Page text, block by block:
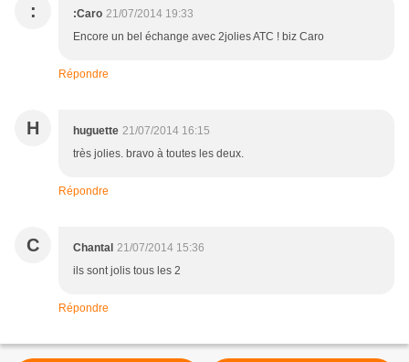
: :Caro 21/07/2014 19:33
Encore un bel échange avec 2jolies ATC ! biz Caro
Répondre
H huguette 21/07/2014 16:15
très jolies. bravo à toutes les deux.
Répondre
C Chantal 21/07/2014 15:36
ils sont jolis tous les 2
Répondre